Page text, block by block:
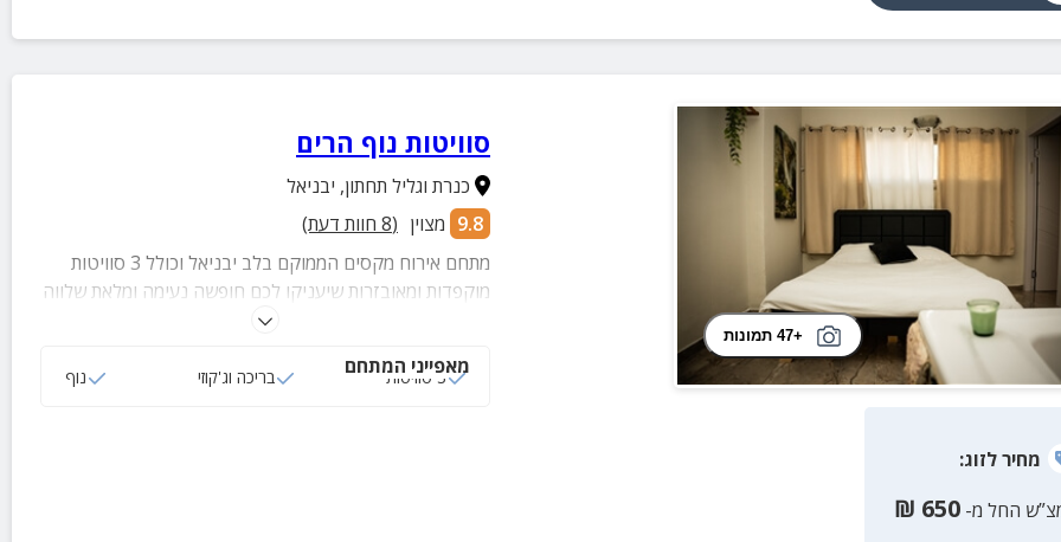
+47 תמונות
סוויטות נוף הרים
כנרת וגליל תחתון, יבניאל
9.8 מצוין (
8 חוות דעת)
מתחם אירוח מקסים הממוקם בלב יבניאל וכולל 3 סוויטות
מוקפדות ומאובזרות שיעניקו לכם חופשה נעימה ומלאת שלווה
מול נופם המרהיב של הרי יבניאל והשדות הירוקים באזור.
מאפייני המתחם
3 סוויטות בריכה וג'קוזי נוף
מחירלזוג:
החל מ- 650
₪